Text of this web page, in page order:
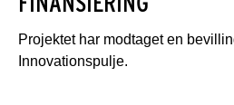
Projektet har modtaget en
Innovationspulje.